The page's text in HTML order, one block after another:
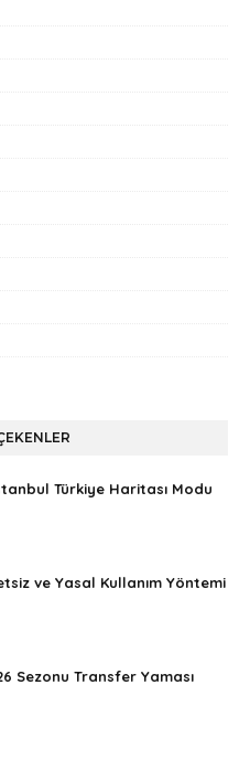
Türkiye Haritası Modu
ve Yasal Kullanım Yöntemi
Sezonu Transfer Yaması